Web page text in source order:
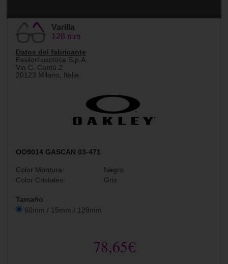
Varilla
128 mm
Datos del fabricante
EssilorLuxottica S.p.A.
Via C. Cantù 2
20123 Milano, Italia
OO9014 GASCAN 03-471
Color Montura:
Negro
Color Cristales:
Gris
Tamaño
60mm / 15mm / 128mm
78,65€